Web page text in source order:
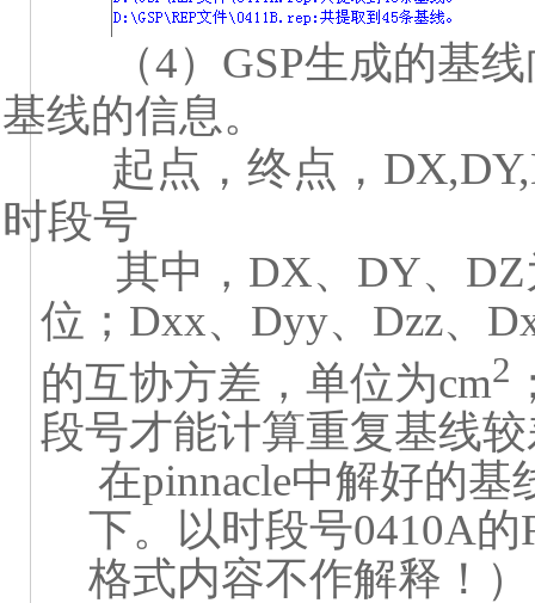
（4） GSP生成的基
基线的信息。
起点，终点，
时段号
其中，DX、 DY、 DZ
位； Dxx、 Dyy、 Dzz、
的互协方差，单位为cm2
段号才能计算重复基线
在pinnacle中解好的基
下。以时段号0410A的
格式内容不作解释！）